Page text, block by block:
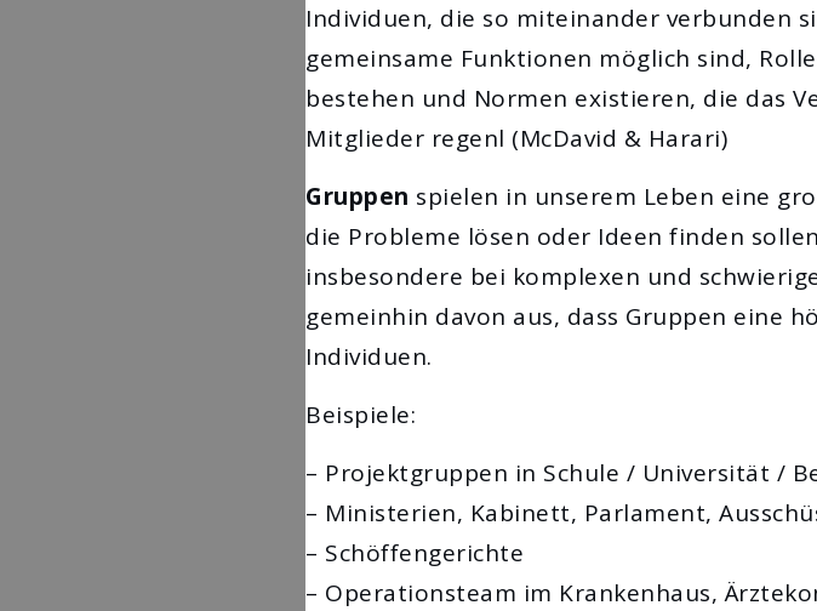
Individuen, die so miteinander verbunden
gemeinsame Funktionen möglich sind,
bestehen und Normen existieren, die das
Mitglieder regenl (McDavid & Harari)
Gruppen spielen in unserem Leben eine
die Probleme lösen oder Ideen finden
insbesondere bei komplexen und
gemeinhin davon aus, dass Gruppen eine
Individuen.
Beispiele:
– Projektgruppen in Schule / Universität /
– Ministerien, Kabinett, Parlament,
– Schöffengerichte
– Operationsteam im Krankenhaus,